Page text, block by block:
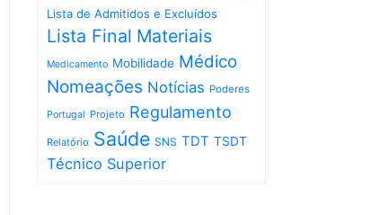
Lista de Admitidos e Excluídos
Lista Final Materiais
Medicamento Mobilidade Médico
Nomeações Notícias Poderes
Portugal Projeto Regulamento
Relatório Saúde SNS TDT TSDT
Técnico Superior